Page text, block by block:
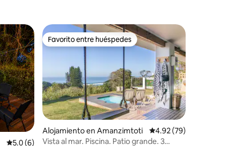
Calificación promedio: 5.0 de 5, 6 reseñas
5.0 (6)
Favorito entre huéspedes
Favorito entre huéspedes
Alojamiento en Amanzimtoti Calificación
4.92 (79)
Vista al mar. Piscina. Patio grande. 3